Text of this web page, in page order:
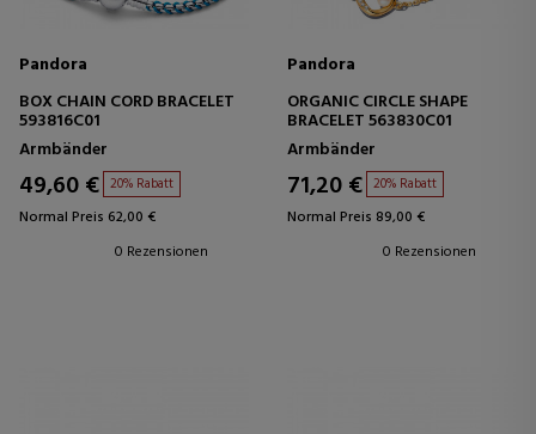
Pandora
BOX CHAIN CORD BRACELET
593816C01
Armbänder
49,60 € 20% Rabatt
Normal Preis 62,00 €
0 Rezensionen
Pandora
ORGANIC CIRCLE SHAPE
BRACELET 563830C01
Armbänder
71,20 € 20% Rabatt
Normal Preis 89,00 €
0 Rezensionen